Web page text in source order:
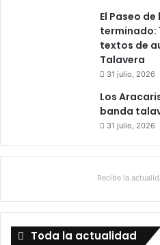
El Paseo
terminado:
textos de
Talavera
31 julio, 2026
Los
banda
31 julio, 2026
Recibe la
Toda la actualidad